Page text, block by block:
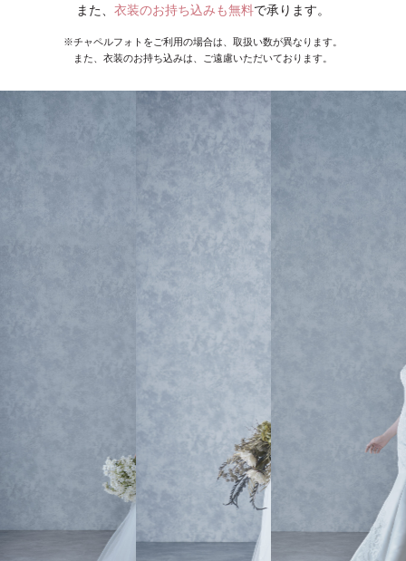
また、 衣装のお持ち込みも無料で承ります。
※チャペルフォトをご利用の場合は、取扱い数が異なります。
また、衣装のお持ち込みは、ご遠慮いただいております。